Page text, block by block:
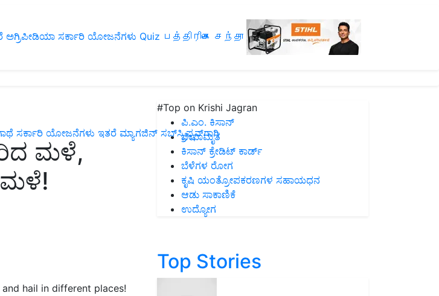
ಅಗ್ರಿಪೀಡಿಯಾ ಸರ್ಕಾರಿ ಯೋಜನೆಗಳು Quiz பத்திரிகை சந்தா
ಸರ್ಕಾರಿ ಯೋಜನೆಗಳು ಇತರೆ ಮ್ಯಾಗಜಿನ್‌ ಸಬ್‌ಸ್ಕ್ರಿಪ್ಷನ್‌ಗಾಗಿ
ಮಳೆ,
ಮಳೆ!
hail in different places!
#Top on Krishi Jagran
ಪಿ.ಎಂ. ಕಿಸಾನ್
ಜೀವಾಮೃತ
ಕಿಸಾನ್ ಕ್ರೇಡಿಟ್ ಕಾರ್ಡ್
ಬೆಳೆಗಳ ರೋಗ
ಕೃಷಿ ಯಂತ್ರೋಪಕರಣಗಳ ಸಹಾಯಧನ
ಆಡು ಸಾಕಾಣಿಕೆ
ಉದ್ಯೋಗ
Top Stories